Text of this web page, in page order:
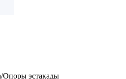
Опоры эстакады